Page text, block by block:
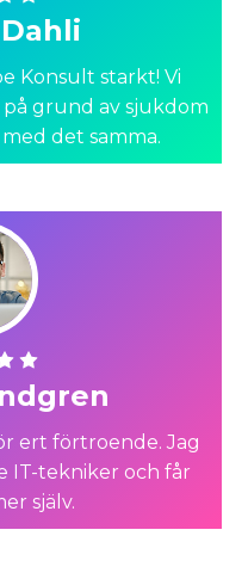
Konsult starkt! Vi
grund av sjukdom
det samma.
ert förtroende. Jag
IT-tekniker och får
själv.